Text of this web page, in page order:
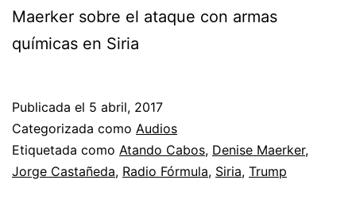
Maerker sobre el ataque con armas
químicas en Siria
Publicada el 5 abril, 2017
Categorizada como Audios
Etiquetada como Atando Cabos, Denise Maerker,
Jorge Castañeda, Radio Fórmula, Siria, Trump